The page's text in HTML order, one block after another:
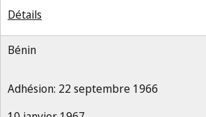
Détails
Bénin
Adhésion: 22 septembre 1966